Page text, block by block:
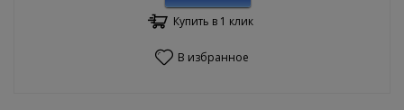
Купить в 1 клик
В избранное